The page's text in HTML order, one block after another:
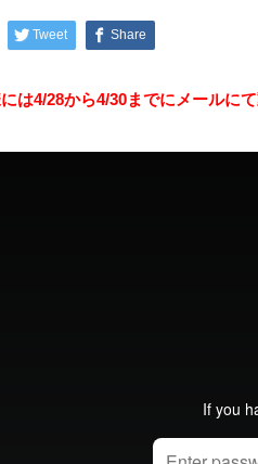
Tweet Share
は4/28から4/30までに メールに